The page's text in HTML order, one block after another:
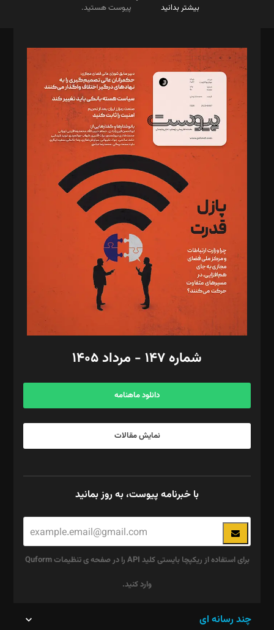
بیشتر بدانید
پیوست هستید.
مدیر مسئول: محمدباقر اثنی‌عشری
سردبیر: مهرک محمودی
دبیر تحریریه: میثم قاسمی
د‌بیر ناداستان: سمانه سمیع
د‌بیر خدمت و تجارت: ابوالفضل رجبی
د‌بیر حقوق فناوری: حسام‌الدین ایپکچی
د‌بیر پیوست جهان: مینا پاکدل
د‌بیر تحریریه آنلاین: بابک نقاش
تحریریه‌: مجتبی محمود‌ی، آرش برهمند، یسنا امان‌پور، سروش کرمیان،
مصطفی مسجدی آرانی، ابوالفضل رجبی، زهرا فکرانه، فائزه فتحی
رستمی،مصطفی باستان
ویرایش: نگار استاد‌‌آقا
طراح یونیفرم: مجید توکلی
فیلمبرداری و عکاسی: امیر شفیعی، مانی لطفی زاده
گرافیک و صفحه‌آرایی: سید‌سبحان‌علی ثابت
مد‌یر توسعه تجاری: کامبیز برید‌
امور مالی: شاپور رهبری، محمد‌ کاظمی‌نیا
آگهی و مشترکین: ۰۹۱۹۹۹۹۰۴۵۴
شماره ۱۴۷ - مرداد ۱۴۰۵
دانلود ماهنامه
نمایش مقالات
با خبرنامه پیوست، به روز بمانید
برای استفاده از ریکپچا بایستی کلید API را در صفحه ی تنظیمات Quform
وارد کنید.
چند رسانه ای